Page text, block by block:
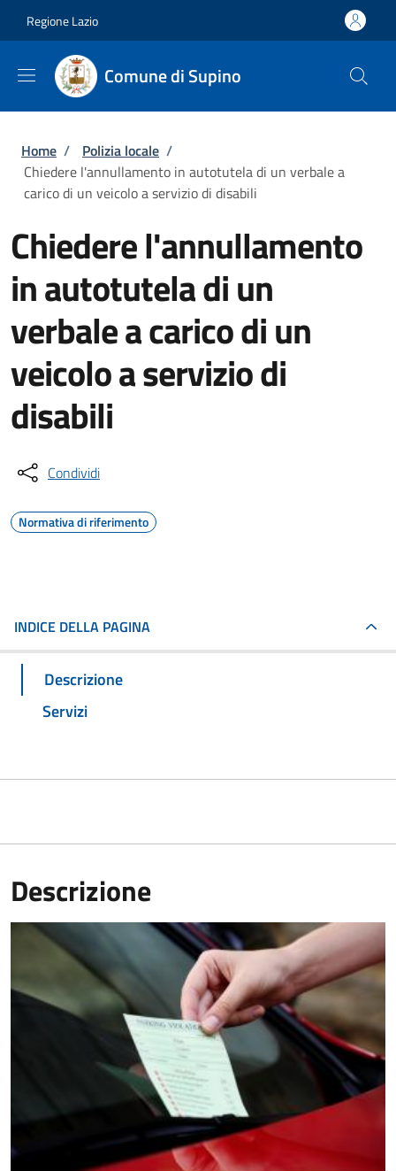
Regione Lazio
Comune di Supino
Briciole di pane
Home / Polizia locale /
Chiedere l'annullamento in autotutela di un verbale a
carico di un veicolo a servizio di disabili
Chiedere l'annullamento
in autotutela di un
verbale a carico di un
veicolo a servizio di
disabili
Condividi
Normativa di riferimento
INDICE DELLA PAGINA
Descrizione
Servizi
Descrizione